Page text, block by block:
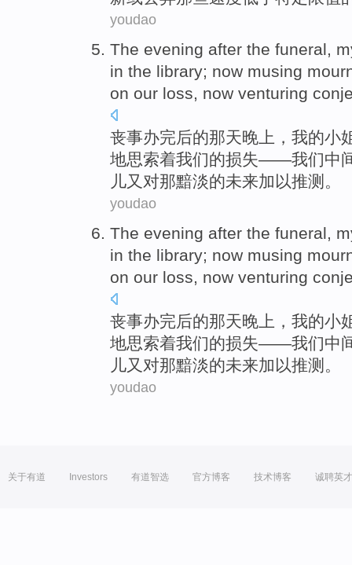
youdao
The evening after the funeral,
in the library; now musing
on our loss, now venturing
丧事办完后的那天晚上， 我的小
地思索着我们的损失——我们中
儿又对那黯淡的未来加以推测 。
youdao
The evening after the funeral,
in the library; now musing
on our loss, now venturing
丧事办完后的那天晚上， 我的小
地思索着我们的损失——我们中
儿又对那黯淡的未来加以推测 。
youdao
关于有道 Investors 有道智选 官方博客 技术博客 诚聘英才